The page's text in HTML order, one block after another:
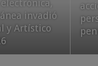
invadió
y Artístico
durante
de
España
a
4
Da